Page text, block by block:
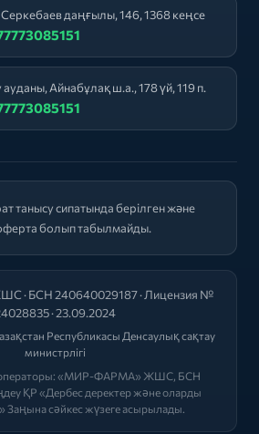
даңғылы, 146, 1368 кеңсе
Айнабұлақ ш.а., 178 үй, 119 п.
танысу сипатында берілген және
болып табылмайды.
БСН 240640029187 · Лицензия №
· 23.09.2024
Республикасы Денсаулық сақтау
министрлігі
операторы: «МИР-ФАРМА» ЖШС, БСН
ҚР «Дербес деректер және оларды
Заңына сәйкес жүзеге асырылады.